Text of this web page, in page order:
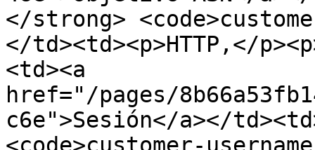
</strong>
</td><td><p>HTTP,</
<td><a
href="/pages/
c6e">Sesión</a></